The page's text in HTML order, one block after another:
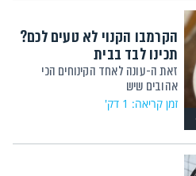
הקרמבו הקנוי לא טעים לכם?
תכינו לבד בבית
זאת ה-עונה לאחד הקינוחים הכי
אהובים שיש
זמן קריאה: 1 דק'